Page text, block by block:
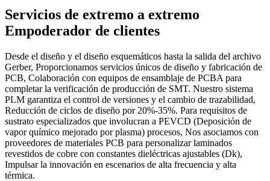
Servicios de extremo a extremo
Empoderador de clientes
Desde el diseño y el diseño esquemáticos hasta la salida del archivo
Gerber, Proporcionamos servicios únicos de diseño y fabricación de
PCB, Colaboración con equipos de ensamblaje de PCBA para
completar la verificación de producción de SMT. Nuestro sistema
PLM garantiza el control de versiones y el cambio de trazabilidad,
Reducción de ciclos de diseño por 20%-35%. Para requisitos de
sustrato especializados que involucran a PEVCD (Deposición de
vapor químico mejorado por plasma) procesos, Nos asociamos con
proveedores de materiales PCB para personalizar laminados
revestidos de cobre con constantes dieléctricas ajustables (Dk),
Impulsar la innovación en escenarios de alta frecuencia y alta
térmica.